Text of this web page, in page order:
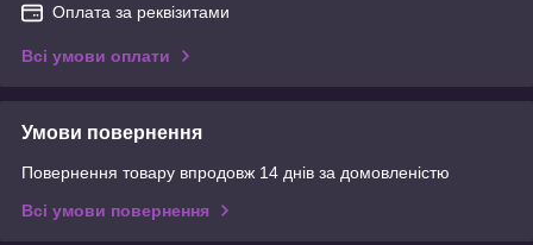
Оплата за реквізитами
Всі умови оплати
Умови повернення
Повернення товару впродовж 14 днів за домовленістю
Всі умови повернення